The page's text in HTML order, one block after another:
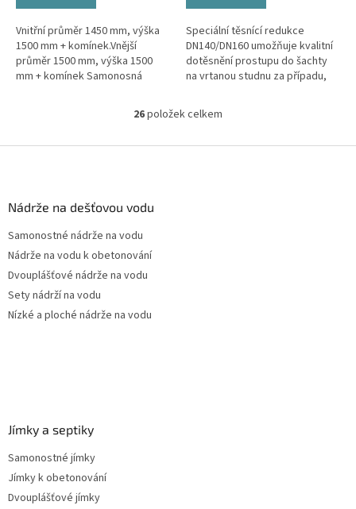
Vnitřní průměr 1450 mm, výška
1500 mm + komínek.Vnější
průměr 1500 mm, výška 1500
mm + komínek Samonosná
obetonování.Volitelné průměry i
Speciální těsnící redukce
DN140/DN160 umožňuje kvalitní
dotěsnění prostupu do šachty
na vrtanou studnu za případu,
potrubí DN140.
O
l
26položek celkem
Nádrže na dešťovou vodu
Samonostné nádrže na vodu
Nádrže na vodu k obetonování
Dvouplášťové nádrže na vodu
Sety nádrží na vodu
Nízké a ploché nádrže na vodu
Jímky a septiky
Samonostné jímky
Jímky k obetonování
Dvouplášťové jímky